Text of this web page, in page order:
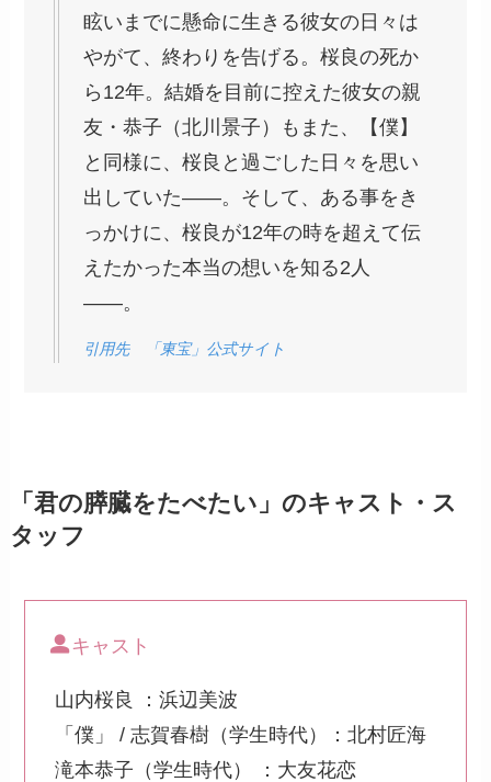
眩いまでに懸命に生きる彼女の日々は
やがて、終わりを告げる。桜良の死か
ら12年。結婚を目前に控えた彼女の親
友・恭子（北川景子）もまた、【僕】
と同様に、桜良と過ごした日々を思い
出していた――。そして、ある事をき
っかけに、桜良が12年の時を超えて伝
えたかった本当の想いを知る2人
――。
引用先 「東宝」公式サイト
「君の膵臓をたべたい」のキャスト・ス
タッフ
キャスト
山内桜良 ：浜辺美波
「僕」 / 志賀春樹（学生時代）：北村匠海
滝本恭子（学生時代） ：大友花恋